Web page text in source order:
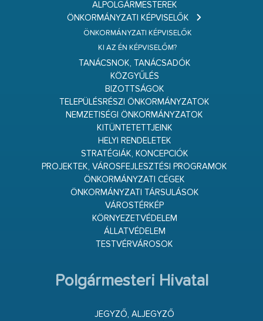
ALPOLGÁRMESTEREK
ÖNKORMÁNYZATI KÉPVISELŐK
ÖNKORMÁNYZATI KÉPVISELŐK
KI AZ ÉN KÉPVISELŐM?
TANÁCSNOK, TANÁCSADÓK
KÖZGYŰLÉS
BIZOTTSÁGOK
TELEPÜLÉSRÉSZI ÖNKORMÁNYZATOK
NEMZETISÉGI ÖNKORMÁNYZATOK
KITÜNTETETTJEINK
HELYI RENDELETEK
STRATÉGIÁK, KONCEPCIÓK
PROJEKTEK, VÁROSFEJLESZTÉSI PROGRAMOK
ÖNKORMÁNYZATI CÉGEK
ÖNKORMÁNYZATI TÁRSULÁSOK
VÁROSTÉRKÉP
KÖRNYEZETVÉDELEM
ÁLLATVÉDELEM
TESTVÉRVÁROSOK
Polgármesteri Hivatal
JEGYZŐ, ALJEGYZŐ